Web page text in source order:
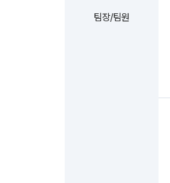
팀장/팀원